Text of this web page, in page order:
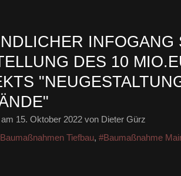
INFOGANG
DES 10
15. Oktober 2022 von Dieter Gürz
Tiefbau, #Baumaßnahme